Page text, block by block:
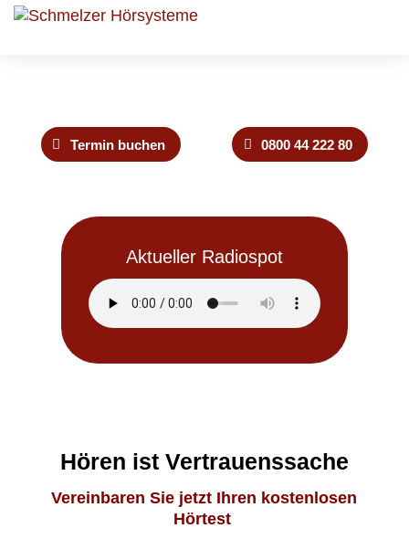
Termin buchen 0800 44 222 80
Aktueller Radiospot
Hören ist Vertrauenssache
Vereinbaren Sie jetzt Ihren kostenlosen
Hörtest